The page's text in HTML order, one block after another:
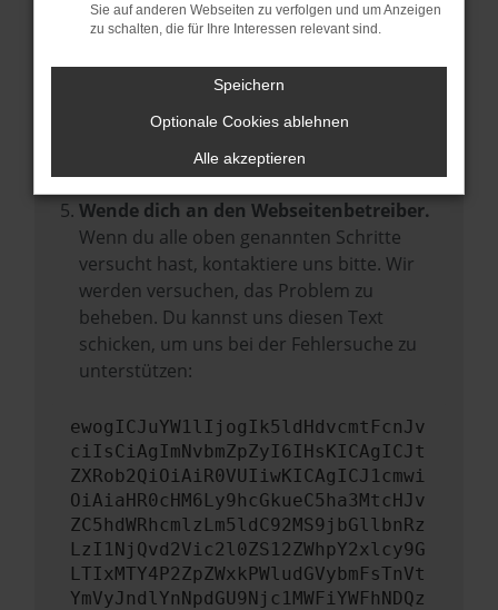
Stelle sicher, dass dein Browser und dein
Betriebssystem auf dem neuesten Stand
sind.
Veraltete Software birgt nicht nur ein
Sicherheitsrisiko, sondern kann auch dazu
führen, dass bestimmte Funktionen nicht
mehr unterstützt werden.
Wende dich an den Webseitenbetreiber.
Wenn du alle oben genannten Schritte
versucht hast, kontaktiere uns bitte. Wir
werden versuchen, das Problem zu
beheben. Du kannst uns diesen Text
schicken, um uns bei der Fehlersuche zu
unterstützen:
ewogICJuYW1lIjogIk5ldHdvcmtFcnJv
ciIsCiAgImNvbmZpZyI6IHsKICAgICJt
ZXRob2QiOiAiR0VUIiwKICAgICJ1cmwi
OiAiaHR0cHM6Ly9hcGkueC5ha3MtcHJv
ZC5hdWRhcmlzLm5ldC92MS9jbGllbnRz
LzI1NjQvd2Vic2l0ZS12ZWhpY2xlcy9G
LTIxMTY4P2ZpZWxkPWludGVybmFsTnVt
YmVyJndlYnNpdGU9Njc1MWFiYWFhNDQz
Sie auf anderen Webseiten zu verfolgen und um Anzeigen
zu schalten, die für Ihre Interessen relevant sind.
Speichern
Optionale Cookies ablehnen
Alle akzeptieren